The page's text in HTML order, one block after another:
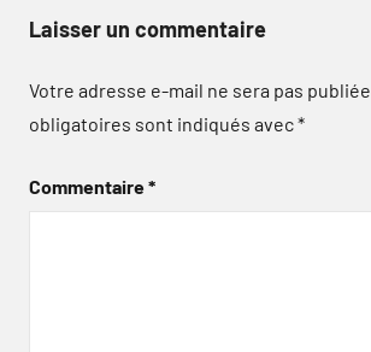
Laisser un commentaire
Votre adresse e-mail ne sera pas publiée.
obligatoires sont indiqués avec*
Commentaire*